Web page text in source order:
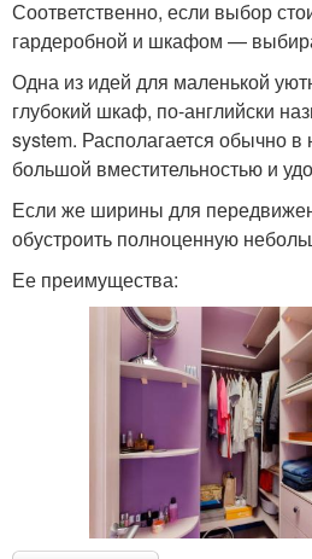
Соответственно, если выбор
гардеробной и шкафом —
Одна из идей для маленькой
глубокий шкаф, по-английски
system. Располагается обычно в
большой вместительностью и
Если же ширины для
обустроить полноценную
Ее преимущества: